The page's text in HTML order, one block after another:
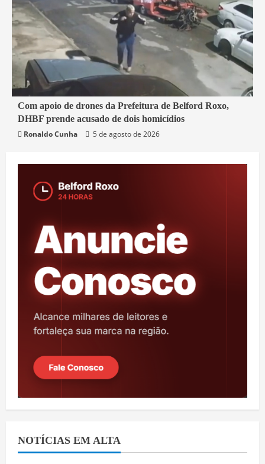
3 min read
Belford Roxo
Segurança
Com apoio de drones da Prefeitura de Belford Roxo,
DHBF prende acusado de dois homicídios
Ronaldo Cunha
5 de agosto de 2026
NOTÍCIAS EM ALTA